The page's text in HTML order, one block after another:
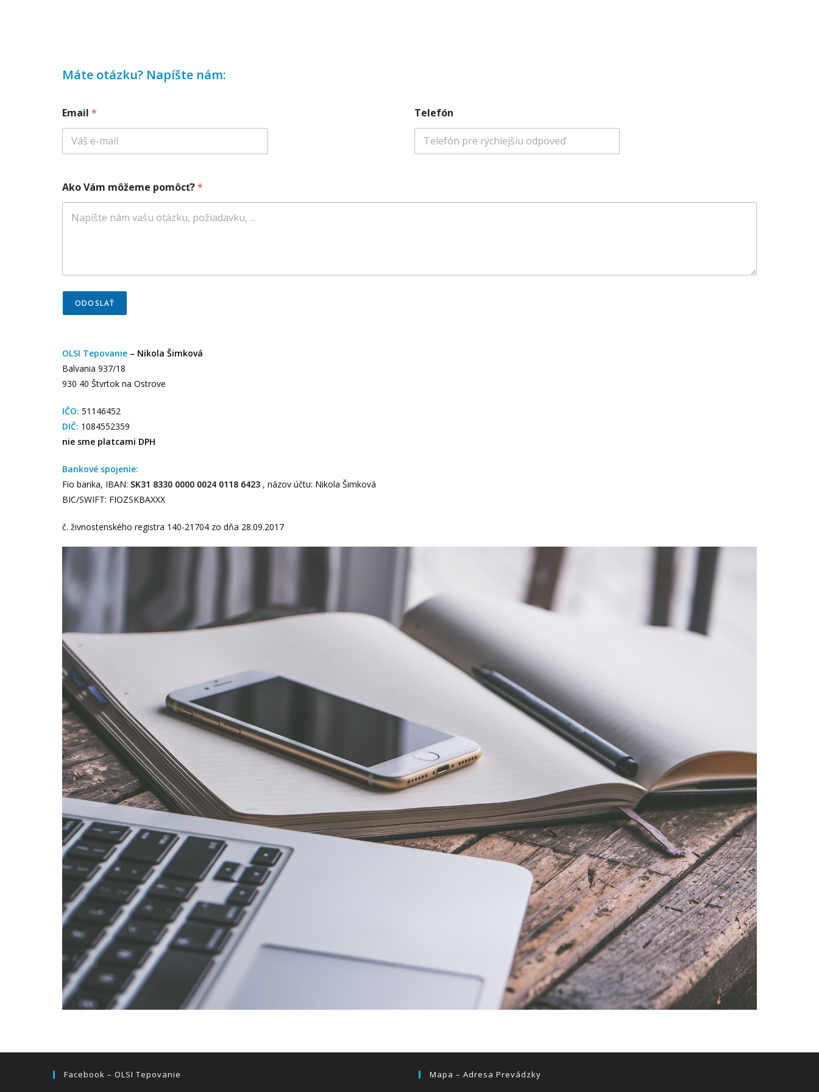
Máte otázku? Napíšte nám:
o
m
c
V
m
Email * Telefón
Ako Vám môžeme pomôcť?*
ODOSLAŤ
OLSI Tepovanie – Nikola Šimková
Balvania 937/18
930 40 Štvrtok na Ostrove
IČO: 51146452
DIČ: 1084552359
nie sme platcami DPH
Bankové spojenie:
Fio banka, IBAN: SK31 8330 0000 0024 0118 6423 , názov účtu: Nikola Šimková
BIC/SWIFT: FIOZSKBAXXX
č. živnostenského registra 140-21704 zo dňa 28.09.2017
Facebook – OLSI Tepovanie Mapa – Adresa Prevádzky